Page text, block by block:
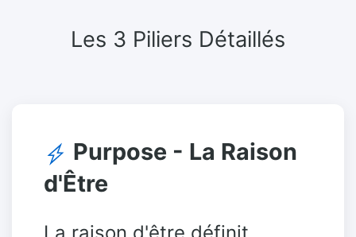
Les 3 Piliers Détaillés
Purpose - La Raison
d'Être